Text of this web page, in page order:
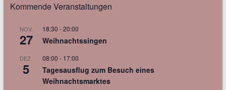
Kommende Veranstaltungen
NOV.
27
18:30 -20:00
Weihnachtssingen
DEZ.
5
08:00 - 17:00
Tagesausflug zum Besuch eines
Weihnachtsmarktes